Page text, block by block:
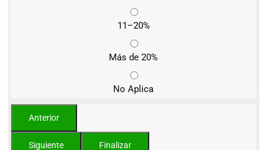
11–20%
Más de 20%
No Aplica